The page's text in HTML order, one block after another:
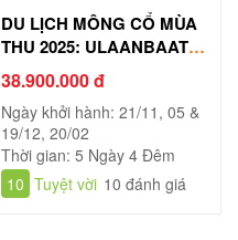
DU LỊCH MÔNG CỔ MÙA
THU 2025: ULAANBAATAR
– TERELJ NATIONAL
PARK
38.900.000 đ
Ngày khởi hành: 21/11, 05 &
19/12, 20/02
Thời gian: 5 Ngày 4 Đêm
10 Tuyệt vời 10 đánh giá